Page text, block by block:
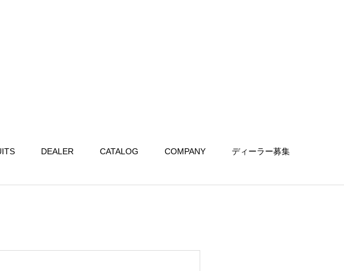
DEALER CATALOG COMPANY ディーラー募集